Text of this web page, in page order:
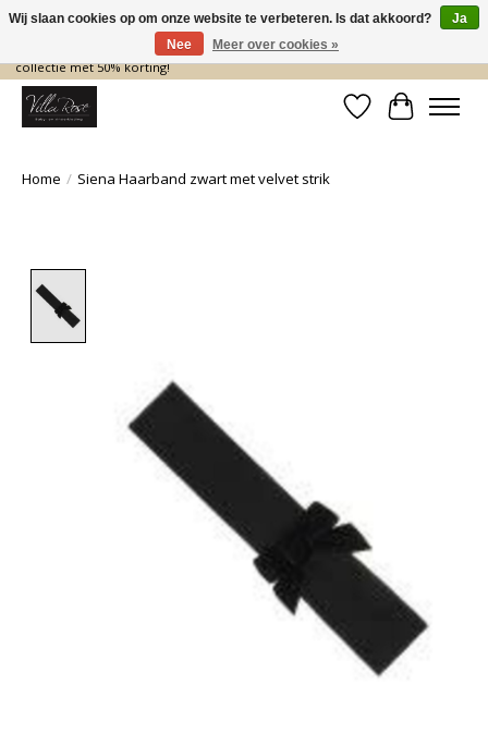
De nieuwe collectie komt eraan… en wij maken ruimte! Shop nu de zomer
collectie met 50% korting!
Verlanglijst
Home / Siena Haarband zwart met velvet strik
Wij slaan cookies op om onze website te verbeteren. Is dat akkoord?
Ja
Nee
Meer over cookies »